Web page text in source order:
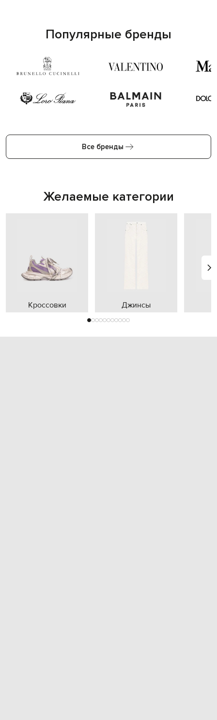
Популярные бренды
Все бренды
Желаемые категории
Кроссовки Джинсы